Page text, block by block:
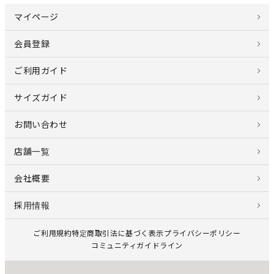
マイページ
会員登録
ご利用ガイド
サイズガイド
お問い合わせ
店舗一覧
会社概要
採用情報
ご利用規約特定商取引法に基づく表示プライバシーポリシー
コミュニティガイドライン